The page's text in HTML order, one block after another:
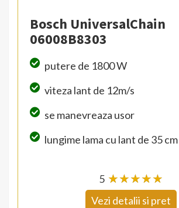
Bosch UniversalChain
06008B8303
putere de 1800 W
viteza lant de 12m/s
se manevreaza usor
lungime lama cu lant de 35 cm
5 ☆☆☆☆☆
★★★★★
Vezi detalii si pret